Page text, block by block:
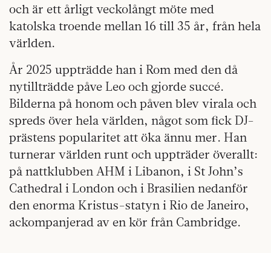
och är ett årligt veckolångt möte med
katolska troende mellan 16 till 35 år, från hela
världen.
År 2025 uppträdde han i Rom med den då
nytillträdde påve Leo och gjorde succé.
Bilderna på honom och påven blev virala och
spreds över hela världen, något som fick DJ-
prästens popularitet att öka ännu mer. Han
turnerar världen runt och uppträder överallt:
på nattklubben AHM i Libanon, i St John’s
Cathedral i London och i Brasilien nedanför
den enorma Kristus-statyn i Rio de Janeiro,
ackompanjerad av en kör från Cambridge.